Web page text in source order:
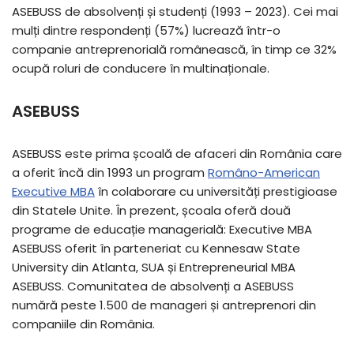
ASEBUSS de absolvenți și studenți (1993 – 2023). Cei mai
mulți dintre respondenți (57%) lucrează într-o
companie antreprenorială românească, în timp ce 32%
ocupă roluri de conducere în multinaționale.
ASEBUSS
ASEBUSS este prima școală de afaceri din România care
a oferit încă din 1993 un program Româno-American
Executive MBAîn colaborare cu universități prestigioase
din Statele Unite. În prezent, școala oferă două
programe de educație managerială: Executive MBA
ASEBUSS oferit în parteneriat cu Kennesaw State
University din Atlanta, SUA și Entrepreneurial MBA
ASEBUSS. Comunitatea de absolvenți a ASEBUSS
numără peste 1.500 de manageri și antreprenori din
companiile din România.